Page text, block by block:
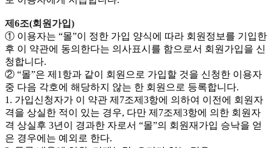
제6조(회원가입)
① 이용자는 “몰”이 정한 가입 양식에 따라 회원정보를 기입한
후 이 약관에 동의한다는 의사표시를 함으로서 회원가입을 신
청합니다.
② “몰”은 제1항과 같이 회원으로 가입할 것을 신청한 이용자
중 다음 각호에 해당하지 않는 한 회원으로 등록합니다.
1. 가입신청자가 이 약관 제7조제3항에 의하여 이전에 회원자
격을 상실한 적이 있는 경우, 다만 제7조제3항에 의한 회원자
격 상실후 3년이 경과한 자로서 “몰”의 회원재가입 승낙을 얻
은 경우에는 예외로 한다.